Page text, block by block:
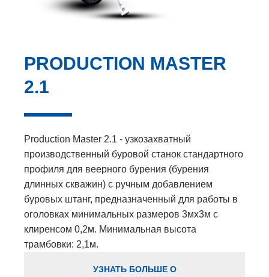
PRODUCTION MASTER
2.1
Production Master 2.1 - узкозахватный
производственный буровой станок стандартного
профиля для веерного бурения (бурения
длинных скважин) с ручным добавлением
буровых штанг, предназначенный для работы в
оголовках минимальных размеров 3мх3м с
клиренсом 0,2м. Минимальная высота
трамбовки: 2,1м.
УЗНАТЬ БОЛЬШЕ О